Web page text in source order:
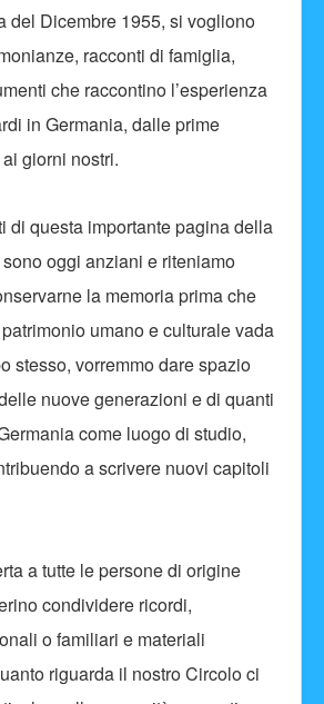
del Dicembre 1955, si vogliono
racconti di famiglia,
che raccontino l’esperienza
in Germania, dalle prime
giorni nostri.
di questa importante pagina della
oggi anziani e riteniamo
la memoria prima che
umano e culturale vada
stesso, vorremmo dare spazio
nuove generazioni e di quanti
come luogo di studio,
a scrivere nuovi capitoli
a tutte le persone di origine
condividere ricordi,
o familiari e materiali
riguarda il nostro Circolo ci